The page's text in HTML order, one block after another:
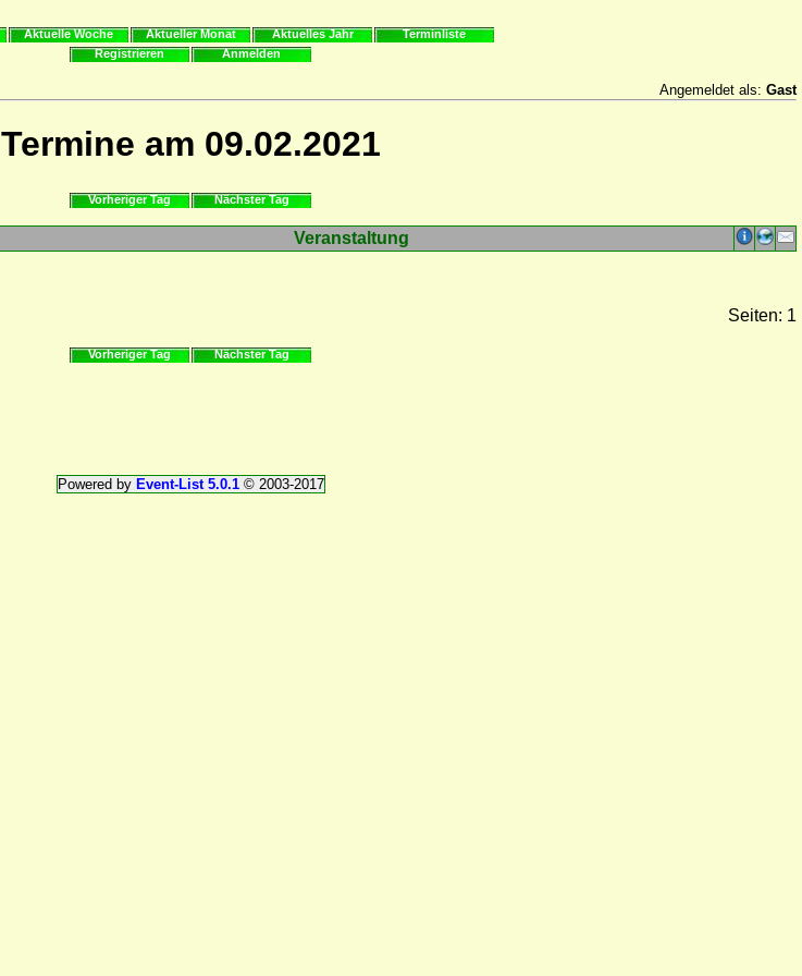
Aktuelle Woche Aktueller Monat Aktuelles Jahr
Terminliste
Registrieren
Anmelden
Angemeldet als: Gast
Termine am 09.02.2021
Vorheriger Tag Nächster Tag
Veranstaltung
Seiten: 1
Vorheriger Tag Nächster Tag
Powered by Event-List 5.0.1© 2003-2017